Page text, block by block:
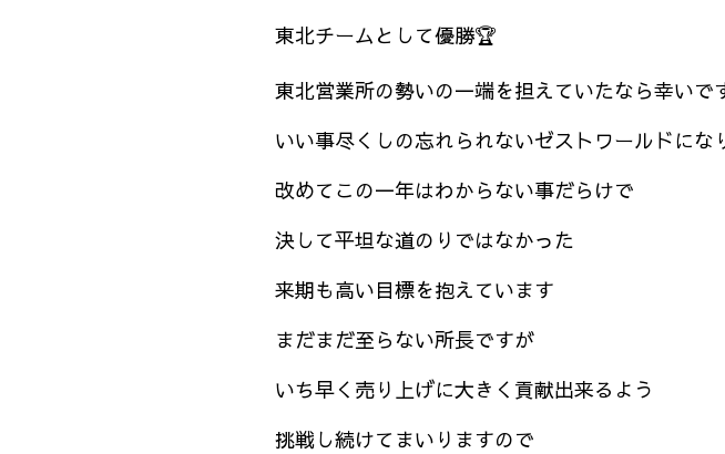
東北チームとして優勝🏆
東北営業所の勢いの一端を担えていたなら幸いで
いい事尽くしの忘れられないゼストワールドにな
改めてこの一年はわからない事だらけで
決して平坦な道のりではなかった
来期も高い目標を抱えています
まだまだ至らない所長ですが
いち早く売り上げに大きく貢献出来るよう
挑戦し続けてまいりますので